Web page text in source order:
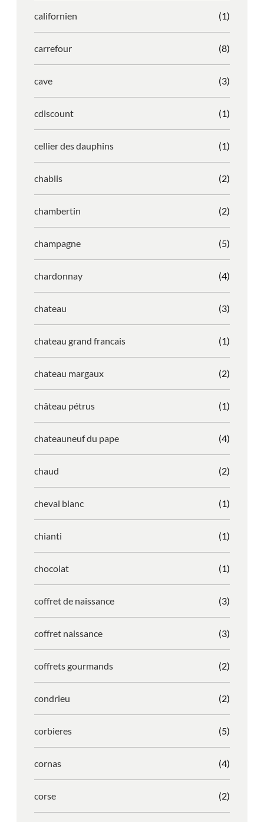
californien (1)
carrefour (8)
cave (3)
cdiscount (1)
cellier des dauphins (1)
chablis (2)
chambertin (2)
champagne (5)
chardonnay (4)
chateau (3)
chateau grand francais (1)
chateau margaux (2)
château pétrus (1)
chateauneuf du pape (4)
chaud (2)
cheval blanc (1)
chianti (1)
chocolat (1)
coffret de naissance (3)
coffret naissance (3)
coffrets gourmands (2)
condrieu (2)
corbieres (5)
cornas (4)
corse (2)